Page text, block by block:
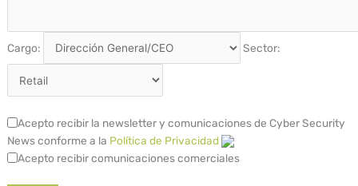
Cargo: Sector:
Acepto recibir la newsletter y comunicaciones de Cyber Security
News conforme a la Política de Privacidad
Acepto recibir comunicaciones comerciales